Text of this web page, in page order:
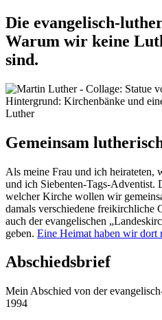
Die evangelisch-
Warum wir keine
sind.
Gemeinsam
Als meine Frau und ich heirateten,
und ich Siebenten-Tags-Adventist.
welcher Kirche wollen wir
damals verschiedene freikirchliche
auch der evangelischen
geben. Eine Heimat haben wir dort
Abschiedsbrief
Mein Abschied von der
1994